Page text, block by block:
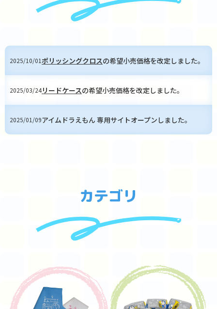
2025/10/01ポリッシングクロスの希望小売価格を改定しました。
2025/03/24リードケースの希望小売価格を改定しました。
2025/01/09アイムドラえもん 専用サイトオープンしました。
カテゴリ